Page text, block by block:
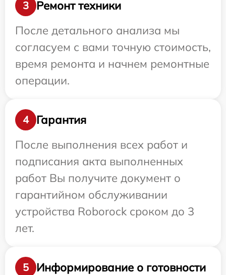
3
Ремонт техники
После детального анализа мы
согласуем с вами точную стоимость,
время ремонта и начнем ремонтные
операции.
4
Гарантия
После выполнения всех работ и
подписания акта выполненных
работ Вы получите документ о
гарантийном обслуживании
устройства Roborock сроком до 3
лет.
5
Информирование о готовности